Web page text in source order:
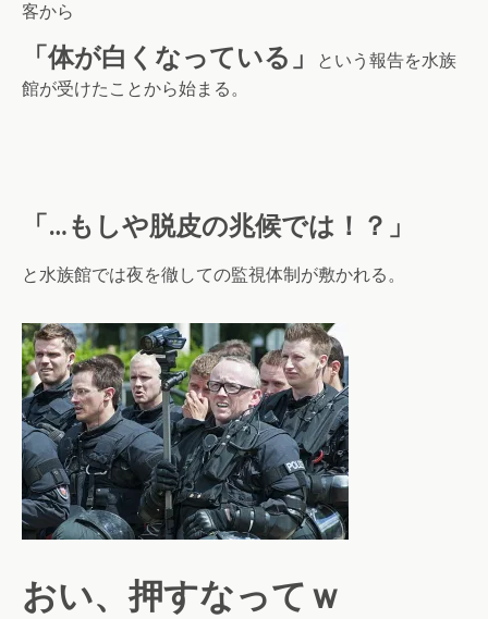
客から
「体が白くなっている」
という報告を水族
館が受けたことから始まる。
「…もしや脱皮の兆候では！？」
と水族館では夜を徹しての監視体制が敷かれる。
おい、押すなってｗ